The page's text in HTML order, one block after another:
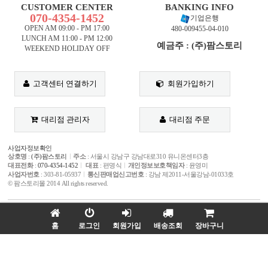
CUSTOMER CENTER
070-4354-1452
OPEN AM 09:00 - PM 17:00
LUNCH AM 11:00 - PM 12:00
WEEKEND HOLIDAY OFF
BANKING INFO
기업은행
480-009455-04-010
예금주 : (주)팜스토리
고객센터 연결하기 회원가입하기
대리점 관리자 대리점 주문
사업자정보확인
상호명 :(주)팜스토리 주소: 서울시 강남구 강남대로310 유니온센터3층
대표전화: 070-4354-1452 대표 : 편명식 개인정보보호책임자: 윤영미
사업자번호 : 303-81-05937 통신판매업신고번호 : 강남 제2011-서울강남-01033호
© 팜스토리몰 2014 All rights reserved.
매매보호서비스가입사실확인
홈 로그인 회원가입 배송조회 장바구니